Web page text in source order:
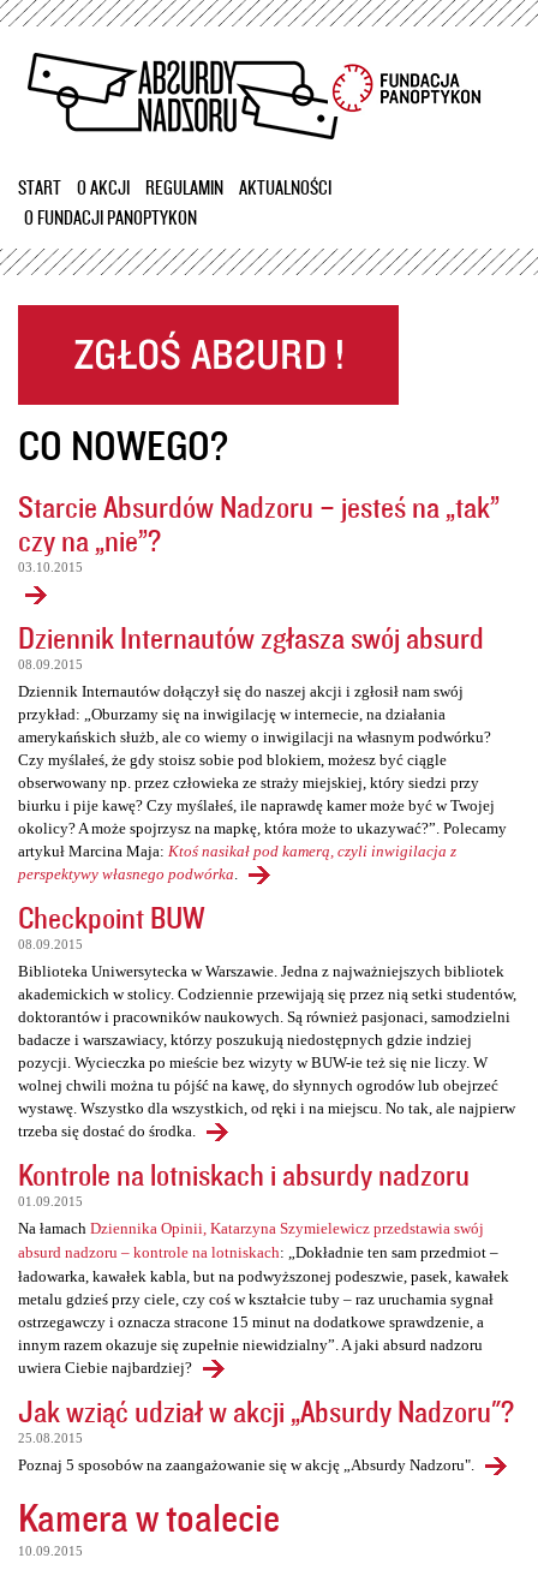
Przejdź
treści
START O AKCJI REGULAMIN
AKTUALNOŚCI
O FUNDACJI PANOPTYKON
CO NOWEGO?
Starcie Absurdów Nadzoru – jesteś na „tak”
czy na „nie”?
03.10.2015
Dziennik Internautów zgłasza swój absurd
08.09.2015
Dziennik Internautów dołączył się do naszej akcji i zgłosił nam swój
przykład: „Oburzamy się na inwigilację w internecie, na działania
amerykańskich służb, ale co wiemy o inwigilacji na własnym podwórku?
Czy myślałeś, że gdy stoisz sobie pod blokiem, możesz być ciągle
obserwowany np. przez człowieka ze straży miejskiej, który siedzi przy
biurku i pije kawę? Czy myślałeś, ile naprawdę kamer może być w Twojej
okolicy? A może spojrzysz na mapkę, która może to ukazywać?”. Polecamy
artykuł Marcina Maja: Ktoś nasikał pod kamerą, czyli inwigilacja z
perspektywy własnego podwórka
Checkpoint BUW
08.09.2015
Biblioteka Uniwersytecka w Warszawie. Jedna z najważniejszych bibliotek
akademickich w stolicy. Codziennie przewijają się przez nią setki studentów,
doktorantów i pracowników naukowych. Są również pasjonaci, samodzielni
badacze i warszawiacy, którzy poszukują niedostępnych gdzie indziej
pozycji. Wycieczka po mieście bez wizyty w BUW-ie też się nie liczy. W
wolnej chwili można tu pójść na kawę, do słynnych ogrodów lub obejrzeć
wystawę. Wszystko dla wszystkich, od ręki i na miejscu. No tak, ale najpierw
trzeba się dostać do środka.
Kontrole na lotniskach i absurdy nadzoru
01.09.2015
Na łamach Dziennika Opinii, Katarzyna Szymielewicz przedstawia swój
absurd nadzoru – kontrole na lotniskach: „Dokładnie ten sam przedmiot –
ładowarka, kawałek kabla, but na podwyższonej podeszwie, pasek, kawałek
metalu gdzieś przy ciele, czy coś w kształcie tuby – raz uruchamia sygnał
ostrzegawczy i oznacza stracone 15 minut na dodatkowe sprawdzenie, a
innym razem okazuje się zupełnie niewidzialny”. A jaki absurd nadzoru
uwiera Ciebie najbardziej?
Jak wziąć udział w akcji „Absurdy Nadzoru"?
25.08.2015
Poznaj 5 sposobów na zaangażowanie się w akcję „Absurdy Nadzoru".
Kamera w toalecie
10.09.2015